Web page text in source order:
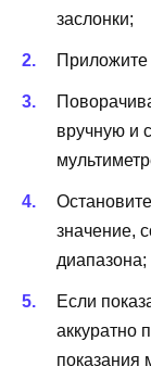
заслонки;
Приложите
вручную и
значение,
диапазона;
Если
аккуратно
показания